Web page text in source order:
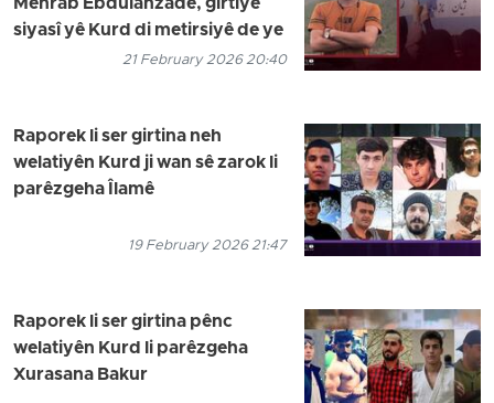
Mêhrab Ebdulahzade, girtiyê
siyasî yê Kurd di metirsiyê de ye
21 February 2026 20:40
Raporek li ser girtina neh
welatiyên Kurd ji wan sê zarok li
parêzgeha Îlamê
19 February 2026 21:47
Raporek li ser girtina pênc
welatiyên Kurd li parêzgeha
Xurasana Bakur